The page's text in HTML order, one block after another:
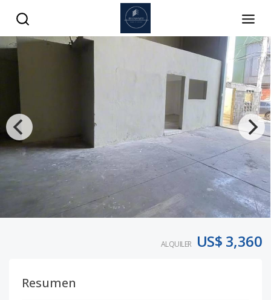
ALQUILER US$ 3,360
Resumen